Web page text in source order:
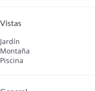
Vistas
Jardín
Montaña
Piscina